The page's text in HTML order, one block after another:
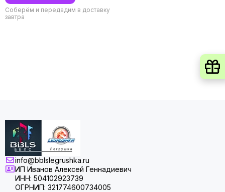
Соберём и передадим в доставку
завтра
info@bblslegrushka.ru
ИП Иванов Алексей Геннадиевич
ИНН: 504102923739
ОГРНИП: 321774600734005